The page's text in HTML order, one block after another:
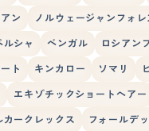
ン ノルウェージャンフォ
ルシャ ベンガル ロシアン
ト キンカロー ソマリ
エキゾチックショートヘアー
カークレックス フォールデ